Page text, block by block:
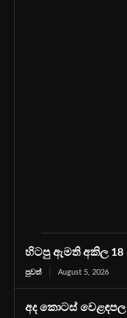
හිටපු ඇමති අකිල 18
පුවත් August 5, 2026
අද කොටස්